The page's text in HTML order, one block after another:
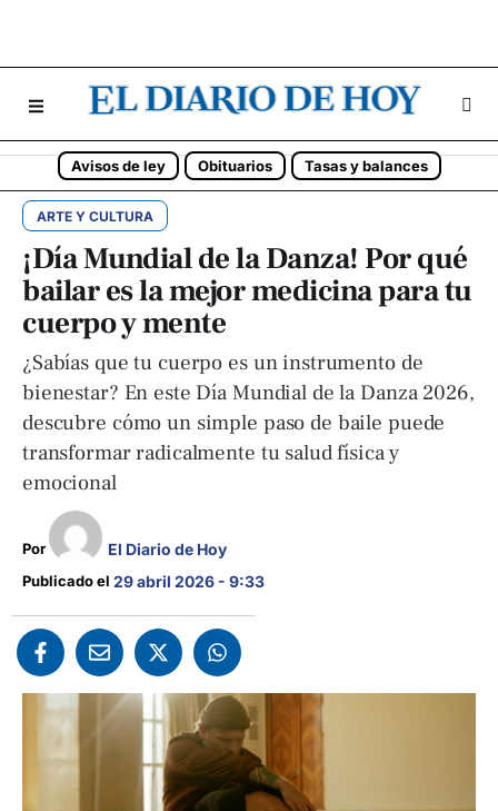
Avisos de ley Obituarios Tasas y balances
ARTE Y CULTURA
¡Día Mundial de la Danza! Por qué
bailar es la mejor medicina para tu
cuerpo y mente
¿Sabías que tu cuerpo es un instrumento de
bienestar? En este Día Mundial de la Danza 2026,
descubre cómo un simple paso de baile puede
transformar radicalmente tu salud física y
emocional
Por El Diario de Hoy
Publicado el 29 abril 2026 - 9:33